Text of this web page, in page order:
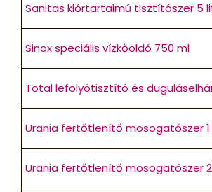
Sanitas klórtartalmú tisztítószer 5
Sinox speciális vízkőoldó 750 ml
Total lefolyótisztító és
Urania fertőtlenítő mosogatószer
Urania fertőtlenítő mosogatószer